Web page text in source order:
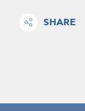
SHARE